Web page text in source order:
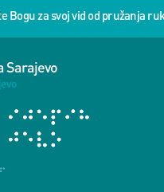
Bogu za svoj vid od pružanja
Sarajevo